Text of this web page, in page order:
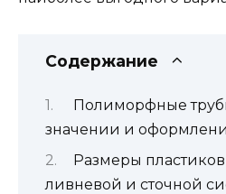
Содержание
Полиморфные
значении и
Размеры
ливневой и сточной